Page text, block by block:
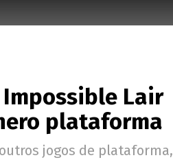
Lair
plataforma
jogos de plataforma,